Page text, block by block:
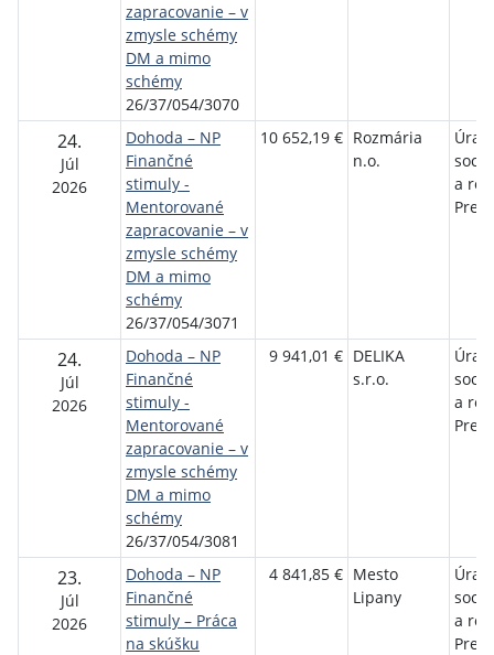
zapracovanie – v
zmysle schémy
DM a mimo
schémy
26/37/054/3070
24.
Júl
2026
Dohoda – NP
Finančné
stimuly -
Mentorované
zapracovanie – v
zmysle schémy
DM a mimo
schémy
26/37/054/3071
10 652,19 € Rozmária
n.o.
a
24.
Júl
2026
Dohoda – NP
Finančné
stimuly -
Mentorované
zapracovanie – v
zmysle schémy
DM a mimo
schémy
26/37/054/3081
9 941,01 € DELIKA
s.r.o.
a
23.
Júl
2026
Dohoda – NP
Finančné
stimuly – Práca
na skúšku
4 841,85 € Mesto
Lipany
a